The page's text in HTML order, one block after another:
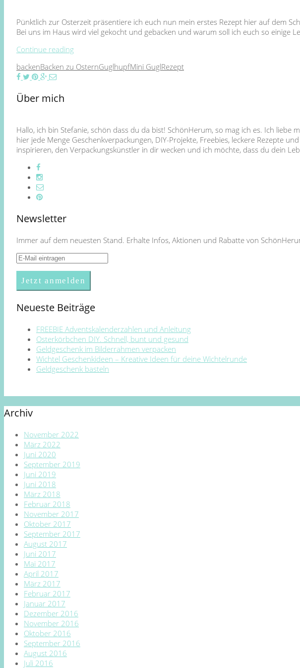
Pünktlich zur Osterzeit präsentiere ich euch nun mein erstes Rezept hier auf dem
Bei uns im Haus wird viel gekocht und gebacken und warum soll ich euch so einige
Continue reading
backenBacken zu OsternGuglhupfMini GuglRezept
Über mich
Hallo, ich bin Stefanie, schön dass du da bist! SchönHerum, so mag ich es. Ich liebe
hier jede Menge Geschenkverpackungen, DIY-Projekte, Freebies, leckere Rezepte
inspirieren, den Verpackungskünstler in dir wecken und ich möchte, dass du dein
Newsletter
Immer auf dem neuesten Stand. Erhalte Infos, Aktionen und Rabatte von
Neueste Beiträge
FREEBIE Adventskalenderzahlen und Anleitung
Osterkörbchen DIY. Schnell, bunt und gesund
Geldgeschenk im Bilderrahmen verpacken
Wichtel Geschenkideen – Kreative Ideen für deine Wichtelrunde
Geldgeschenk basteln
Archiv
November 2022
März 2022
Juni 2020
September 2019
Juni 2019
Juni 2018
März 2018
Februar 2018
November 2017
Oktober 2017
September 2017
August 2017
Juni 2017
Mai 2017
April 2017
März 2017
Februar 2017
Januar 2017
Dezember 2016
November 2016
Oktober 2016
September 2016
August 2016
Juli 2016